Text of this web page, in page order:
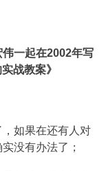
一起在2002年写
战教案》
如果在还有人对
没有办法了；